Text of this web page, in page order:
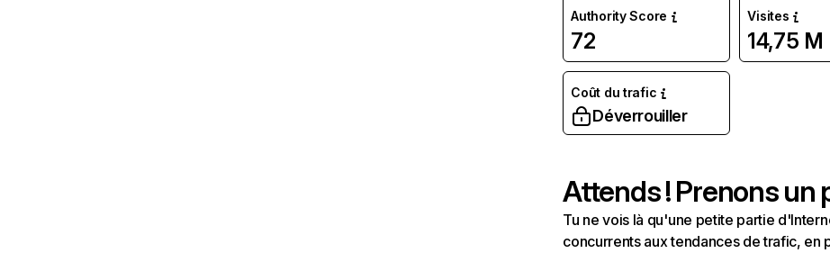
Authority Score
72
Visites
14,75 M
Coût du trafic
Déverrouiller
Attends ! Prenons un
Tu ne vois là qu'une petite partie
concurrents aux tendances de trafic, en